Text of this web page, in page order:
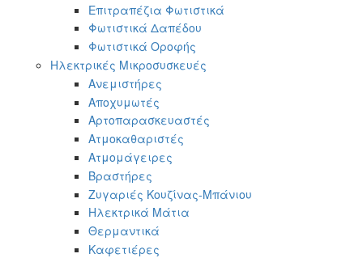
Επιτραπέζια Φωτιστικά
Φωτιστικά Δαπέδου
Φωτιστικά Οροφής
Ηλεκτρικές Μικροσυσκευές
Ανεμιστήρες
Αποχυμωτές
Αρτοπαρασκευαστές
Ατμοκαθαριστές
Ατμομάγειρες
Βραστήρες
Ζυγαριές Κουζίνας-Μπάνιου
Ηλεκτρικά Μάτια
Θερμαντικά
Καφετιέρες